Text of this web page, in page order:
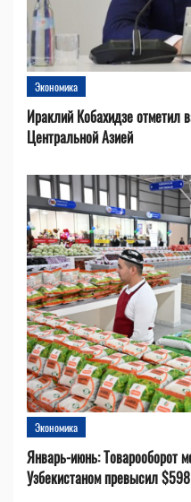
Экономика
Ираклий Кобахидзе отметил
Центральной Азией
Экономика
Январь-июнь: Товарооборот
Узбекистаном превысил